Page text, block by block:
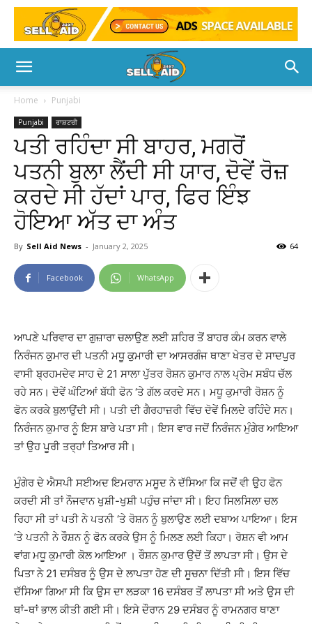
Home Punjabi
Punjabi ਰਾਸ਼ਟਰੀ
ਪਤੀ ਰਹਿੰਦਾ ਸੀ ਬਾਹਰ, ਮਗਰੋਂ
ਪਤਨੀ ਬੁਲਾ ਲੈਂਦੀ ਸੀ ਯਾਰ, ਦੋਵੇਂ ਰੋਜ਼
ਕਰਦੇ ਸੀ ਹੱਦਾਂ ਪਾਰ, ਫਿਰ ਇੰਝ
ਹੋਇਆ ਅੱਤ ਦਾ ਅੰਤ
By Sell Aid News - January 2, 2025 64
Facebook WhatsApp
ਆਪਣੇ ਪਰਿਵਾਰ ਦਾ ਗੁਜ਼ਾਰਾ ਚਲਾਉਣ ਲਈ ਸ਼ਹਿਰ ਤੋਂ ਬਾਹਰ ਕੰਮ ਕਰਨ ਵਾਲੇ
ਨਿਰੰਜਨ ਕੁਮਾਰ ਦੀ ਪਤਨੀ ਮਧੂ ਕੁਮਾਰੀ ਦਾ ਆਸਰਗੰਜ ਥਾਣਾ ਖੇਤਰ ਦੇ ਸਾਦਪੁਰ
ਵਾਸੀ ਬ੍ਰਹਮਦੇਵ ਸਾਹ ਦੇ 21 ਸਾਲਾ ਪੁੱਤਰ ਰੋਸ਼ਨ ਕੁਮਾਰ ਨਾਲ ਪ੍ਰੇਮ ਸਬੰਧ ਚੱਲ
ਰਹੇ ਸਨ। ਦੋਵੇਂ ਘੰਟਿਆਂ ਬੱਧੀ ਫੋਨ ‘ਤੇ ਗੱਲ ਕਰਦੇ ਸਨ। ਮਧੂ ਕੁਮਾਰੀ ਰੋਸ਼ਨ ਨੂੰ
ਫੋਨ ਕਰਕੇ ਬੁਲਾਉਂਦੀ ਸੀ। ਪਤੀ ਦੀ ਗੈਰਹਾਜ਼ਰੀ ਵਿੱਚ ਦੋਵੇਂ ਮਿਲਦੇ ਰਹਿੰਦੇ ਸਨ।
ਨਿਰੰਜਨ ਕੁਮਾਰ ਨੂੰ ਇਸ ਬਾਰੇ ਪਤਾ ਸੀ। ਇਸ ਵਾਰ ਜਦੋਂ ਨਿਰੰਜਨ ਮੁੰਗੇਰ ਆਇਆ
ਤਾਂ ਉਹ ਪੂਰੀ ਤਰ੍ਹਾਂ ਤਿਆਰ ਸੀ।
ਮੁੰਗੇਰ ਦੇ ਐਸਪੀ ਸਈਅਦ ਇਮਰਾਨ ਮਸੂਦ ਨੇ ਦੱਸਿਆ ਕਿ ਜਦੋਂ ਵੀ ਉਹ ਫੋਨ
ਕਰਦੀ ਸੀ ਤਾਂ ਨੌਜਵਾਨ ਖੁਸ਼ੀ-ਖੁਸ਼ੀ ਪਹੁੰਚ ਜਾਂਦਾ ਸੀ। ਇਹ ਸਿਲਸਿਲਾ ਚਲ
ਰਿਹਾ ਸੀ ਤਾਂ ਪਤੀ ਨੇ ਪਤਨੀ ‘ਤੇ ਰੋਸ਼ਨ ਨੂੰ ਬੁਲਾਉਣ ਲਈ ਦਬਾਅ ਪਾਇਆ। ਇਸ
‘ਤੇ ਪਤਨੀ ਨੇ ਰੌਸ਼ਨ ਨੂੰ ਫੋਨ ਕਰਕੇ ਉਸ ਨੂੰ ਮਿਲਣ ਲਈ ਕਿਹਾ। ਰੋਸ਼ਨ ਵੀ ਆਮ
ਵਾਂਗ ਮਧੂ ਕੁਮਾਰੀ ਕੋਲ ਆਇਆ । ਰੌਸ਼ਨ ਕੁਮਾਰ ਉਦੋਂ ਤੋਂ ਲਾਪਤਾ ਸੀ। ਉਸ ਦੇ
ਪਿਤਾ ਨੇ 21 ਦਸੰਬਰ ਨੂੰ ਉਸ ਦੇ ਲਾਪਤਾ ਹੋਣ ਦੀ ਸੂਚਨਾ ਦਿੱਤੀ ਸੀ। ਇਸ ਵਿੱਚ
ਦੱਸਿਆ ਗਿਆ ਸੀ ਕਿ ਉਸ ਦਾ ਲੜਕਾ 16 ਦਸੰਬਰ ਤੋਂ ਲਾਪਤਾ ਸੀ ਅਤੇ ਉਸ ਦੀ
ਥਾਂ-ਥਾਂ ਭਾਲ ਕੀਤੀ ਗਈ ਸੀ। ਇਸੇ ਦੌਰਾਨ 29 ਦਸੰਬਰ ਨੂੰ ਰਾਮਨਗਰ ਥਾਣਾ